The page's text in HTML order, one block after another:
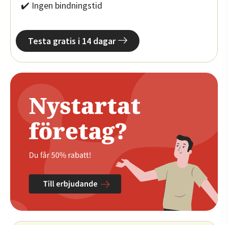
✔️ Ingen bindningstid
Testa gratis i 14 dagar